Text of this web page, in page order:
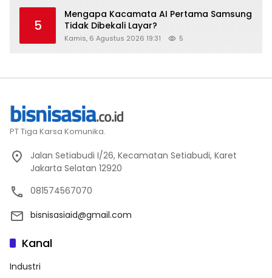
5
Mengapa Kacamata AI Pertama Samsung
Tidak Dibekali Layar?
Kamis, 6 Agustus 2026 19:31 5
PT Tiga Karsa Komunika.
Jalan Setiabudi I/26, Kecamatan Setiabudi, Karet
Jakarta Selatan 12920
081574567070
bisnisasiaid@gmail.com
Kanal
Industri